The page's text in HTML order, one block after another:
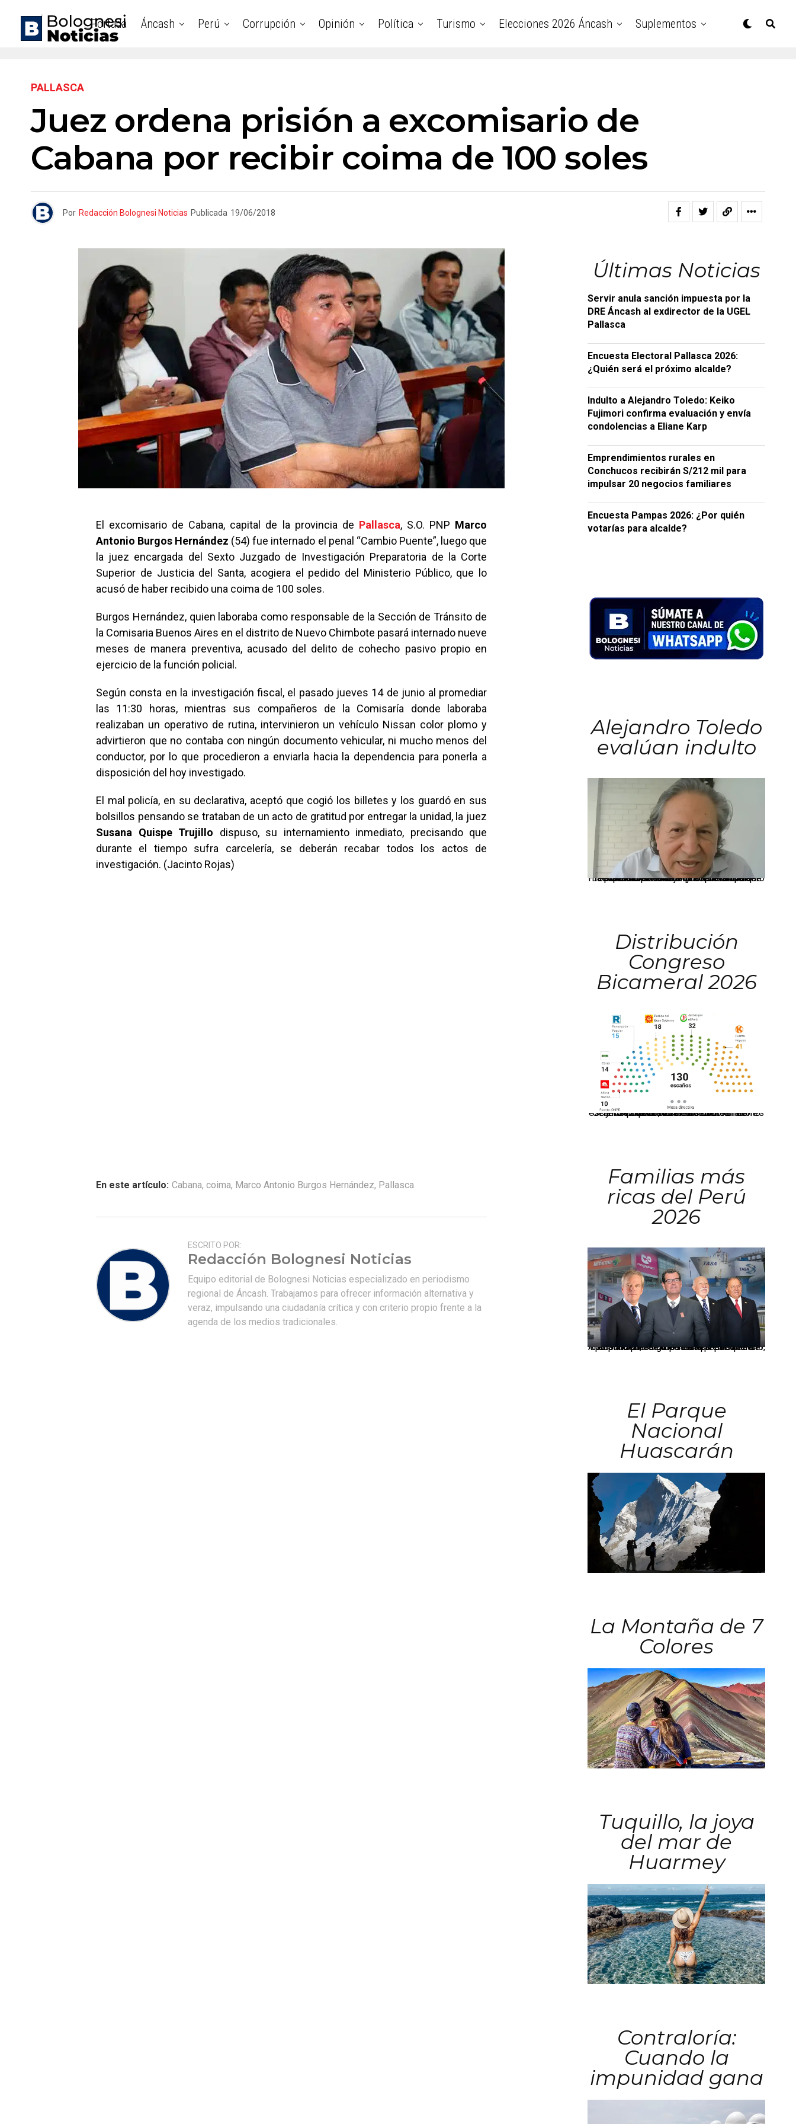
Portada Áncash Perú Corrupción Opinión Política Turismo Elecciones 2026 Áncash Suplementos
PALLASCA
Juez ordena prisión a excomisario de
Cabana por recibir coima de 100 soles
Por Redacción Bolognesi Noticias Publicada 19/06/2018
El excomisario de Cabana, capital de la provincia de Pallasca, S.O. PNP Marco
Antonio Burgos Hernández (54) fue internado el penal “Cambio Puente”, luego que
la juez encargada del Sexto Juzgado de Investigación Preparatoria de la Corte
Superior de Justicia del Santa, acogiera el pedido del Ministerio Público, que lo
acusó de haber recibido una coima de 100 soles.
Burgos Hernández, quien laboraba como responsable de la Sección de Tránsito de
la Comisaria Buenos Aires en el distrito de Nuevo Chimbote pasará internado nueve
meses de manera preventiva, acusado del delito de cohecho pasivo propio en
ejercicio de la función policial.
Según consta en la investigación fiscal, el pasado jueves 14 de junio al promediar
las 11:30 horas, mientras sus compañeros de la Comisaría donde laboraba
realizaban un operativo de rutina, intervinieron un vehículo Nissan color plomo y
advirtieron que no contaba con ningún documento vehicular, ni mucho menos del
conductor, por lo que procedieron a enviarla hacia la dependencia para ponerla a
disposición del hoy investigado.
El mal policía, en su declarativa, aceptó que cogió los billetes y los guardó en sus
bolsillos pensando se trataban de un acto de gratitud por entregar la unidad, la juez
Susana Quispe Trujillo dispuso, su internamiento inmediato, precisando que
durante el tiempo sufra carcelería, se deberán recabar todos los actos de
investigación. (Jacinto Rojas)
En este artículo: Cabana, coima, Marco Antonio Burgos Hernández, Pallasca
ESCRITO POR:
Redacción Bolognesi Noticias
Equipo editorial de Bolognesi Noticias especializado en periodismo
regional de Áncash. Trabajamos para ofrecer información alternativa y
veraz, impulsando una ciudadanía crítica y con criterio propio frente a la
agenda de los medios tradicionales.
Últimas Noticias
Servir anula sanción impuesta por la
DRE Áncash al exdirector de la UGEL
Pallasca
Encuesta Electoral Pallasca 2026:
¿Quién será el próximo alcalde?
Indulto a Alejandro Toledo: Keiko
Fujimori confirma evaluación y envía
condolencias a Eliane Karp
Emprendimientos rurales en
Conchucos recibirán S/212 mil para
impulsar 20 negocios familiares
Encuesta Pampas 2026: ¿Por quién
votarías para alcalde?
Alejandro Toledo
evalúan indulto
La presidenta Keiko Fujimori informó que la solicitud de indulto presentada por el expresidente Alejandro Toledo será evaluada por la Comisión de Gracias Presidenciales conforme al procedimiento establecido.
Distribución
Congreso
Bicameral 2026
El JNE oficializó la distribución de escaños para la elección de 60 senadores y 130 diputados en las Elecciones Generales 2026, tras el restablecimiento de la Bicameralidad.
Familias más
ricas del Perú
2026
Los principales grupos empresariales del país mantienen una fuerte presencia en Áncash mediante inversiones en comercio, educación, salud e industria pesquera.
El Parque
Nacional
Huascarán
La Montaña de 7
Colores
Tuquillo, la joya
del mar de
Huarmey
Contraloría:
Cuando la
impunidad gana